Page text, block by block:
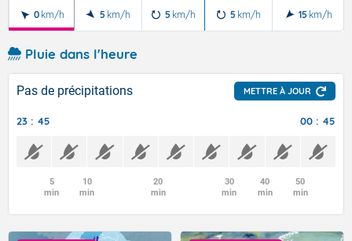
0 km/h 5 km/h 5 km/h 5 km/h 15 km/h
Pluie dans l'heure
Pas de précipitations METTRE À JOUR
23 : 45 00 : 45
5
min
10
min
20
min
30
min
40
min
50
min